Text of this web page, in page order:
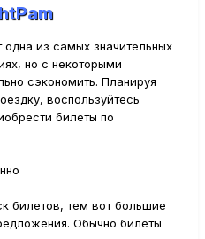
из самых значительных
но с некоторыми
сэкономить. Планируя
воспользуйтесь
билеты по
билетов, тем вот большие
Обычно билеты